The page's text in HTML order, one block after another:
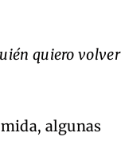
quiero volver
algunas